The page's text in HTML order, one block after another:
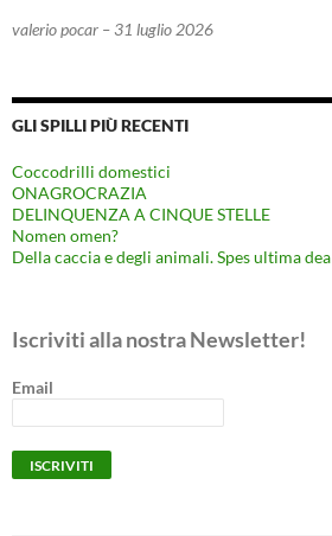
valerio pocar – 31 luglio 2026
GLI SPILLI PIÙ RECENTI
Coccodrilli domestici
ONAGROCRAZIA
DELINQUENZA A CINQUE STELLE
Nomen omen?
Della caccia e degli animali. Spes ultima dea
Iscriviti alla nostra Newsletter!
Email